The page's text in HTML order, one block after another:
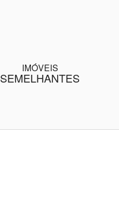
IMÓVEIS
SEMELHANTES